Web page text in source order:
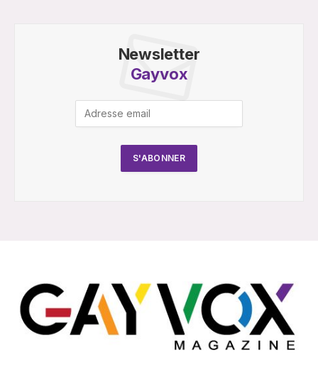
Newsletter
Gayvox